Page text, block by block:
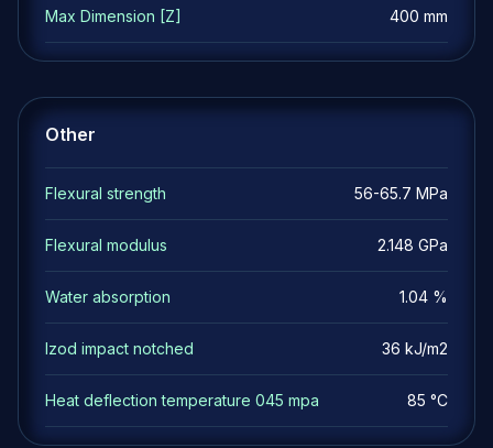
Max Dimension [Z] 400 mm
Other
Flexural strength 56-65.7 MPa
Flexural modulus 2.148 GPa
Water absorption 1.04 %
Izod impact notched 36 kJ/m2
Heat deflection temperature 045 mpa 85 °C